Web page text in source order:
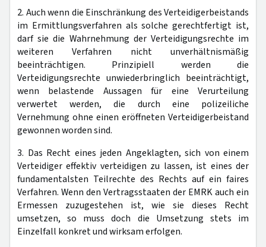
2. Auch wenn die Einschränkung des Verteidigerbeistands
im Ermittlungsverfahren als solche gerechtfertigt ist,
darf sie die Wahrnehmung der Verteidigungsrechte im
weiteren Verfahren nicht unverhältnismäßig
beeinträchtigen. Prinzipiell werden die
Verteidigungsrechte unwiederbringlich beeinträchtigt,
wenn belastende Aussagen für eine Verurteilung
verwertet werden, die durch eine polizeiliche
Vernehmung ohne einen eröffneten Verteidigerbeistand
gewonnen worden sind.
3. Das Recht eines jeden Angeklagten, sich von einem
Verteidiger effektiv verteidigen zu lassen, ist eines der
fundamentalsten Teilrechte des Rechts auf ein faires
Verfahren. Wenn den Vertragsstaaten der EMRK auch ein
Ermessen zuzugestehen ist, wie sie dieses Recht
umsetzen, so muss doch die Umsetzung stets im
Einzelfall konkret und wirksam erfolgen.